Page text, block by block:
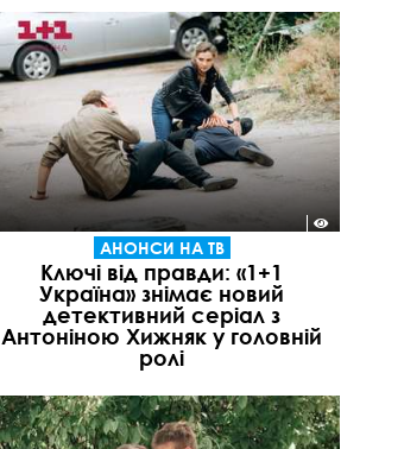
АНОНСИ НА ТВ
Ключі від правди: «1+1
Україна» знімає новий
детективний серіал з
Антоніною Хижняк у головній
ролі